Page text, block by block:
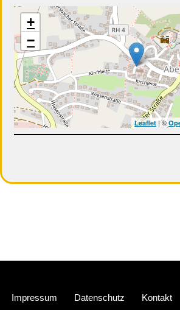
+
−
Leaflet| ©
Impressum Datenschutz Kontakt